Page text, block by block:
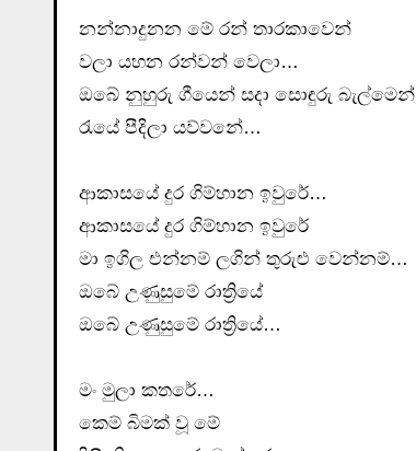
නන්නාදුනන මේ රන් තාරකාවෙන්
වලා යහන රන්වන් වෙලා…
ඔබේ නුහුරු ගීයෙන් සදා සොඳුරු බැල්මෙන්
රැයේ පීදිලා යව්වනේ…
ආකාසයේ දුර ගිම්හාන ඉවුරේ…
ආකාසයේ දුර ගිම්හාන ඉවුරේ
මා ඉගිල එන්නම් ලගින් තුරුළු වෙන්නම්…
ඔබේ උණුසුමේ රාත්‍රියේ
ඔබේ උණුසුමේ රාත්‍රියේ…
මං මුලා කතරේ…
කෙම් බිමක්‌ වූ මේ